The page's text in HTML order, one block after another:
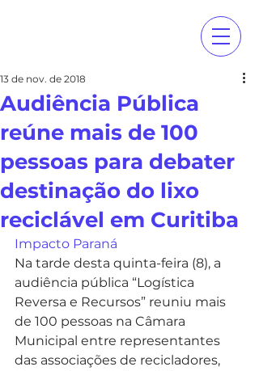
Audiência Pública
reúne mais de 100
pessoas para debater
destinação do lixo
reciclável em Curitiba
13 de nov. de 2018
Impacto Paraná
Na tarde desta quinta-feira (8), a
audiência pública “Logística
Reversa e Recursos” reuniu mais
de 100 pessoas na Câmara
Municipal entre representantes
das associações de recicladores,